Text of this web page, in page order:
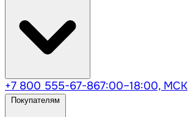
+7 800 555-67-867:00–18:00, МСК